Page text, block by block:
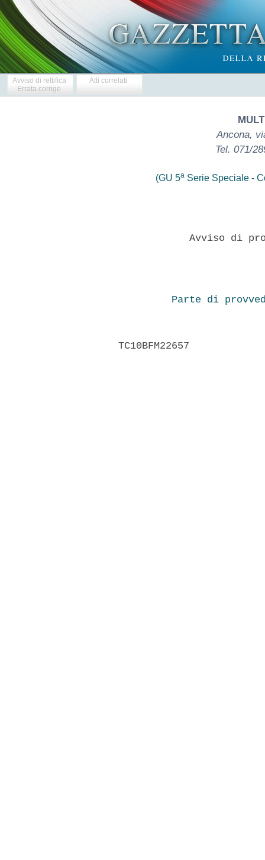
Avviso di rettifica
Errata corrige
Atti correlati
Ancona,
Tel. 071/
(GU 5a Serie Speciale -
Avviso di
Parte di